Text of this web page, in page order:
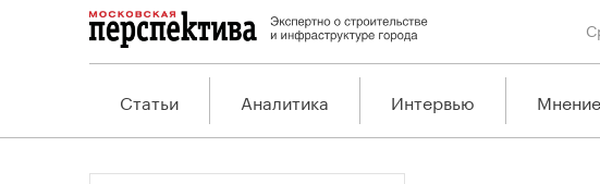
Статьи Аналитика Интервью Мнение